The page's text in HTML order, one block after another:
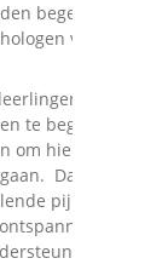
begeleid
van GO!
hun
te begrijpen.
om hier op een
Daarbij
pijlers van